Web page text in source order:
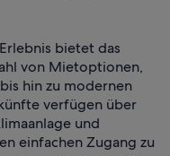
bietet das
von Mietoptionen,
hin zu modernen
verfügen über
und
einfachen Zugang zu